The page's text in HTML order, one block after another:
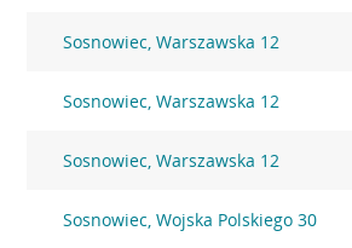
Sosnowiec, Warszawska 12
Sosnowiec, Warszawska 12
Sosnowiec, Warszawska 12
Sosnowiec, Wojska Polskiego 30